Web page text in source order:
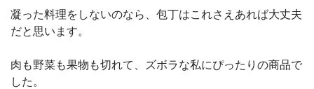
凝った料理をしないのなら、包丁はこれさえあれば大丈夫
だと思います。
肉も野菜も果物も切れて、ズボラな私にぴったりの商品で
した。